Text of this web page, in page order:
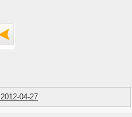
2012-04-27